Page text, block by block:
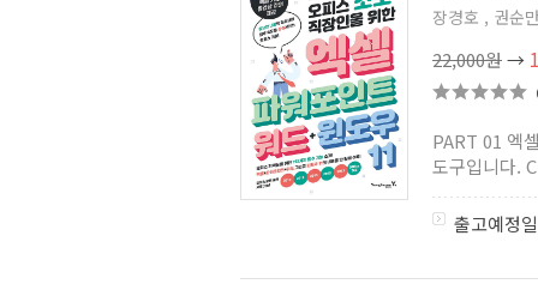
장경호 , 권순
22,000원→
PART 01 엑
도구입니다.
출고예정